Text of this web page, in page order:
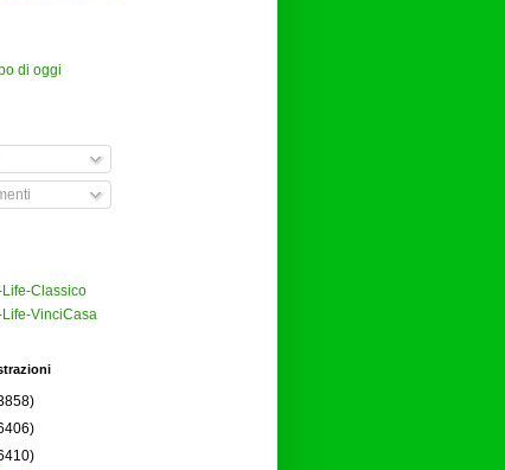
di oggi
Classico
VinciCasa